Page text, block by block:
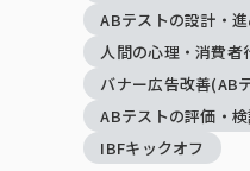
ABテストの設計・
人間の心理・消費者
バナー広告改善(AB
ABテストの評価・
IBFキックオフ